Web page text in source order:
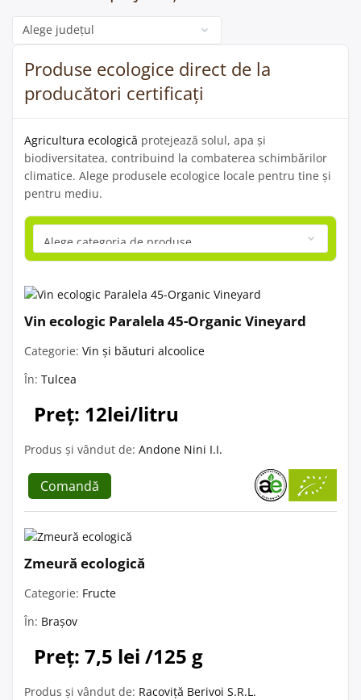
Categorie
Produse ecologice direct de la
producători certificați
Agricultura ecologică protejează solul, apa și
biodiversitatea, contribuind la combaterea schimbărilor
climatice. Alege produsele ecologice locale pentru tine și
pentru mediu.
Vin ecologic Paralela 45-Organic Vineyard
Categorie: Vin și băuturi alcoolice
În: Tulcea
Preț: 12lei/litru
Produs și vândut de: Andone Nini I.I.
Comandă
Zmeură ecologică
Categorie: Fructe
În: Brașov
Preț: 7,5 lei /125 g
Produs și vândut de: Racoviță Berivoi S.R.L.